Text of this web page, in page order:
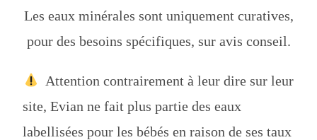
Les eaux minérales sont uniquement curatives,
pour des besoins spécifiques, sur avis conseil.
Attention contrairement à leur dire sur leur
site, Evian ne fait plus partie des eaux
labellisées pour les bébés en raison de ses taux